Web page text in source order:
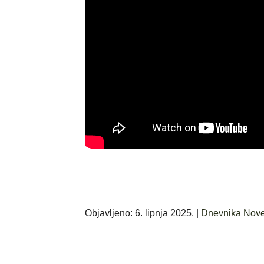
Objavljeno: 6. lipnja 2025. | Dnevnika